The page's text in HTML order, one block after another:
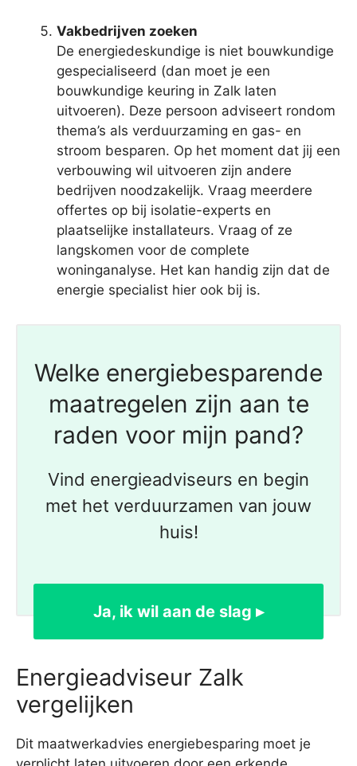
Vakbedrijven zoeken
De energiedeskundige is niet bouwkundige
gespecialiseerd (dan moet je een
bouwkundige keuring in Zalk laten
uitvoeren). Deze persoon adviseert rondom
thema’s als verduurzaming en gas- en
stroom besparen. Op het moment dat jij een
verbouwing wil uitvoeren zijn andere
bedrijven noodzakelijk. Vraag meerdere
offertes op bij isolatie-experts en
plaatselijke installateurs. Vraag of ze
langskomen voor de complete
woninganalyse. Het kan handig zijn dat de
energie specialist hier ook bij is.
Welke energiebesparende
maatregelen zijn aan te
raden voor mijn pand?
Vind energieadviseurs en begin
met het verduurzamen van jouw
huis!
Ja, ik wil aan de slag ▸
Energieadviseur Zalk
vergelijken
Dit maatwerkadvies energiebesparing moet je